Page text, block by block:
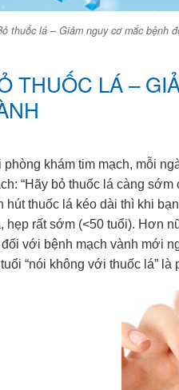
thuốc lá – Giảm nguy cơ mắc bệnh
THUỐC LÁ –
phòng khám tim mạch, mỗi
“Hãy bỏ thuốc lá càng
hút thuốc lá kéo dài thì khi
hẹp rất sớm (<50 tuổi). Hơn
với bệnh mạch vành mới
“nói không với thuốc lá”